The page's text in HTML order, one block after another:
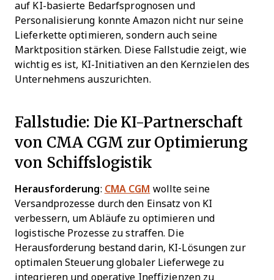
auf KI-basierte Bedarfsprognosen und
Personalisierung konnte Amazon nicht nur seine
Lieferkette optimieren, sondern auch seine
Marktposition stärken. Diese Fallstudie zeigt, wie
wichtig es ist, KI-Initiativen an den Kernzielen des
Unternehmens auszurichten.
Fallstudie: Die KI-Partnerschaft
von CMA CGM zur Optimierung
von Schiffslogistik
Herausforderung: CMA CGM wollte seine
Versandprozesse durch den Einsatz von KI
verbessern, um Abläufe zu optimieren und
logistische Prozesse zu straffen. Die
Herausforderung bestand darin, KI-Lösungen zur
optimalen Steuerung globaler Lieferwege zu
integrieren und operative Ineffizienzen zu